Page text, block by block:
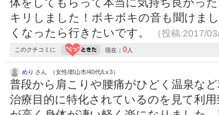
キリしました！ボキボキの音も聞けま
くなったら行きたいです。
（投稿:2017/
このクチコミに 現在： 0 人
めり さん （女性/郡山市/40代/Lv.3）
普段から肩こりや腰痛がひどく温泉な
治療目的に特化されているのを見て利